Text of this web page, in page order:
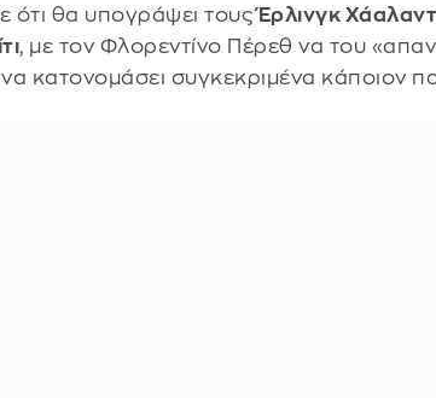
ότι θα υπογράψει τουςΈρλινγκ
, με τον Φλορεντίνο Πέρεθ να του
κατονομάσει συγκεκριμένα κάποιον